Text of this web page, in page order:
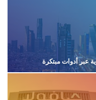
عبر أدوات مبتكرة